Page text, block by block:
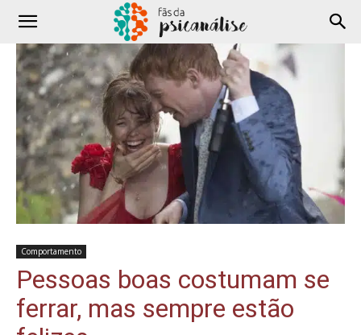
Comportamento
Pessoas boas costumam se
ferrar, mas sempre estão